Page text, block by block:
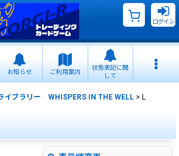
ログイン
お知らせ ご利用案内
状態表記に関
して
イブラリー WHISPERS IN THE WELL > L